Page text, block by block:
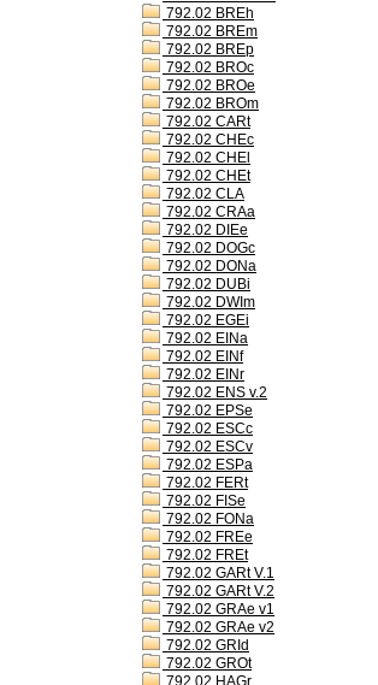
792.02 BREh
792.02 BREm
792.02 BREp
792.02 BROc
792.02 BROe
792.02 BROm
792.02 CARt
792.02 CHEc
792.02 CHEl
792.02 CHEt
792.02 CLA
792.02 CRAa
792.02 DIEe
792.02 DOGc
792.02 DONa
792.02 DUBi
792.02 DWIm
792.02 EGEi
792.02 EINa
792.02 EINf
792.02 EINr
792.02 ENS v.2
792.02 EPSe
792.02 ESCc
792.02 ESCv
792.02 ESPa
792.02 FERt
792.02 FISe
792.02 FONa
792.02 FREe
792.02 FREt
792.02 GARt V.1
792.02 GARt V.2
792.02 GRAe v1
792.02 GRAe v2
792.02 GRId
792.02 GROt
792.02 HAGr